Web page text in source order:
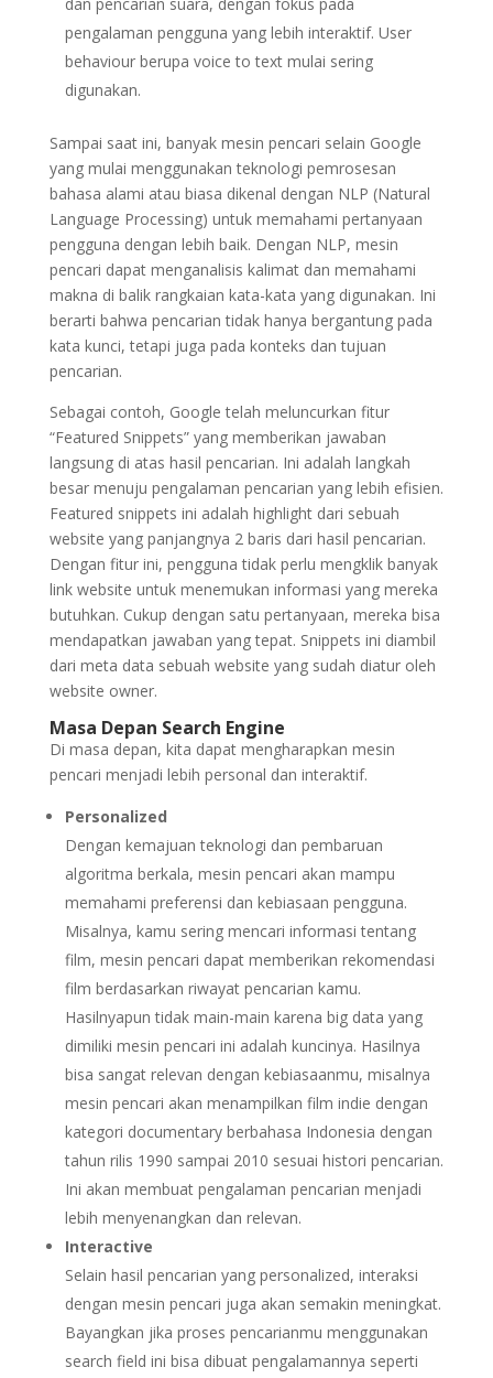
dan pencarian suara, dengan fokus pada
pengalaman pengguna yang lebih interaktif. User
behaviour berupa voice to text mulai sering
digunakan.
Sampai saat ini, banyak mesin pencari selain Google
yang mulai menggunakan teknologi pemrosesan
bahasa alami atau biasa dikenal dengan NLP (Natural
Language Processing) untuk memahami pertanyaan
pengguna dengan lebih baik. Dengan NLP, mesin
pencari dapat menganalisis kalimat dan memahami
makna di balik rangkaian kata-kata yang digunakan. Ini
berarti bahwa pencarian tidak hanya bergantung pada
kata kunci, tetapi juga pada konteks dan tujuan
pencarian.
Sebagai contoh, Google telah meluncurkan fitur
“Featured Snippets” yang memberikan jawaban
langsung di atas hasil pencarian. Ini adalah langkah
besar menuju pengalaman pencarian yang lebih efisien.
Featured snippets ini adalah highlight dari sebuah
website yang panjangnya 2 baris dari hasil pencarian.
Dengan fitur ini, pengguna tidak perlu mengklik banyak
link website untuk menemukan informasi yang mereka
butuhkan. Cukup dengan satu pertanyaan, mereka bisa
mendapatkan jawaban yang tepat. Snippets ini diambil
dari meta data sebuah website yang sudah diatur oleh
website owner.
Masa Depan Search Engine
Di masa depan, kita dapat mengharapkan mesin
pencari menjadi lebih personal dan interaktif.
Personalized
Dengan kemajuan teknologi dan pembaruan
algoritma berkala, mesin pencari akan mampu
memahami preferensi dan kebiasaan pengguna.
Misalnya, kamu sering mencari informasi tentang
film, mesin pencari dapat memberikan rekomendasi
film berdasarkan riwayat pencarian kamu.
Hasilnyapun tidak main-main karena big data yang
dimiliki mesin pencari ini adalah kuncinya. Hasilnya
bisa sangat relevan dengan kebiasaanmu, misalnya
mesin pencari akan menampilkan film indie dengan
kategori documentary berbahasa Indonesia dengan
tahun rilis 1990 sampai 2010 sesuai histori pencarian.
Ini akan membuat pengalaman pencarian menjadi
lebih menyenangkan dan relevan.
Interactive
Selain hasil pencarian yang personalized, interaksi
dengan mesin pencari juga akan semakin meningkat.
Bayangkan jika proses pencarianmu menggunakan
search field ini bisa dibuat pengalamannya seperti